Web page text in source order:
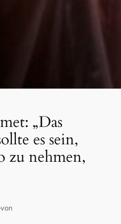
„Das
es sein,
zu nehmen,
von